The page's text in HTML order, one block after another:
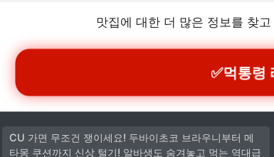
맛집에 대한 더 많은 정보를 찾
✅먹통령
CU 가면 무조건 쟁이세요! 두바이초코 브라우니부터 메
타몽 쿠션까지 신상 털기! 알바생도 숨겨놓고 먹는 역대급